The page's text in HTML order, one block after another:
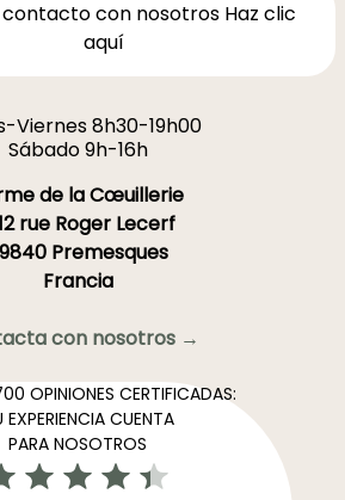
con nosotros Haz clic
aquí
Viernes 8h30-19h00
Sábado 9h-16h
de la Cœuillerie
rue Roger Lecerf
Premesques
Francia
con nosotros →
OPINIONES CERTIFICADAS:
EXPERIENCIA CUENTA
PARA NOSOTROS